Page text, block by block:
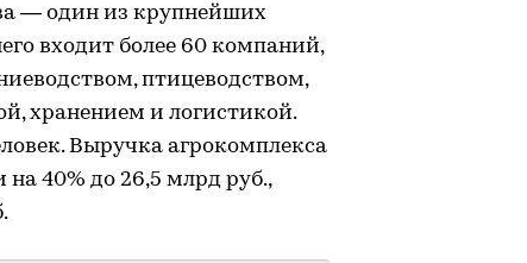
— один из крупнейших
входит более 60 компаний,
птицеводством,
хранением и логистикой.
Выручка агрокомплекса
40% до 26,5 млрд руб.,